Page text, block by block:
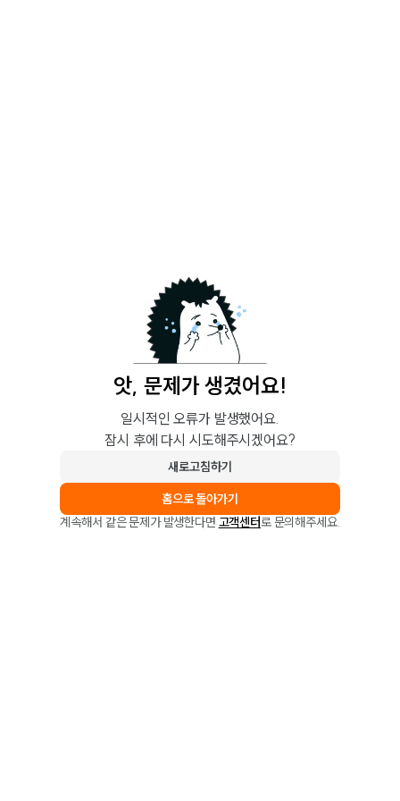
앗, 문제가 생겼어요!
일시적인 오류가 발생했어요.
잠시 후에 다시 시도해주시겠어요?
새로고침하기
홈으로 돌아가기
계속해서 같은 문제가 발생한다면 고객센터로 문의해주세요.